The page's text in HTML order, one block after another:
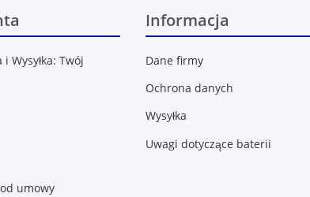
Wysyłka: Twój
umowy
Informacja
Dane firmy
Ochrona danych
Wysyłka
Uwagi dotyczące baterii